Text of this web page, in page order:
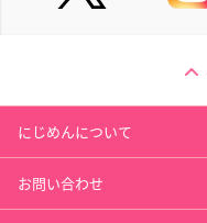
にじめんについて
お問い合わせ